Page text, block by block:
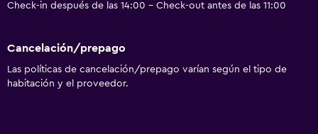
Aire acondicionado
Alarma de humo
Calefacción
Check-in después de las 14:00 - Check-out antes de las 11:00
Cancelación/prepago
Las políticas de cancelación/prepago varían según el tipo de
habitación y el proveedor.